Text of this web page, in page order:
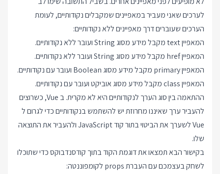
לערכים שאני מעביר במאפיינים שמקבלים נקודותיים, לעומת
הערכים שעוברים דרך מאפיינים ללא נקודותיים:
המאפיין text מקבל מידע מסוג String ועובר ללא נקודותיים.
המאפיין href מקבל מידע מסוג String ועובר ללא נקודותיים.
המאפיין primary מקבל מידע מסוג Boolean ועובר עם נקודותיים.
המאפיין class מקבל מידע מסוג אוביקט ועובר עם נקודותיים.
ההתאמה בין סוג הערך לנקודותיים היא לא מקרית. ב Vue, כשרוצים
להעביר ערך שאיננו מחרוזת יש להשתמש בנקודותיים כדי לגרום ל
Vue לשערך את הביטוי בתור קוד JavaScript ולהעביר את התוצאה
שלו.
בקישור הבא תמצאו את דוגמת הקוד בתוך קודסנדבוקס כדי שתוכלו
לשחק בעצמכם עם העברת props לקומפוננטה: